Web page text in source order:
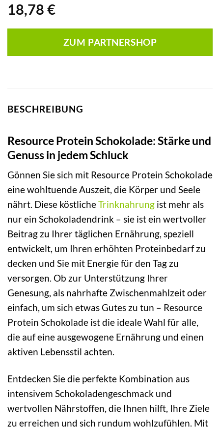
18,78 €
ZUM PARTNERSHOP
BESCHREIBUNG
Resource Protein Schokolade: Stärke und
Genuss in jedem Schluck
Gönnen Sie sich mit Resource Protein Schokolade
eine wohltuende Auszeit, die Körper und Seele
nährt. Diese köstlicheTrinknahrung ist mehr als
nur ein Schokoladendrink – sie ist ein wertvoller
Beitrag zu Ihrer täglichen Ernährung, speziell
entwickelt, um Ihren erhöhten Proteinbedarf zu
decken und Sie mit Energie für den Tag zu
versorgen. Ob zur Unterstützung Ihrer
Genesung, als nahrhafte Zwischenmahlzeit oder
einfach, um sich etwas Gutes zu tun – Resource
Protein Schokolade ist die ideale Wahl für alle,
die auf eine ausgewogene Ernährung und einen
aktiven Lebensstil achten.
Entdecken Sie die perfekte Kombination aus
intensivem Schokoladengeschmack und
wertvollen Nährstoffen, die Ihnen hilft, Ihre Ziele
zu erreichen und sich rundum wohlzufühlen. Mit